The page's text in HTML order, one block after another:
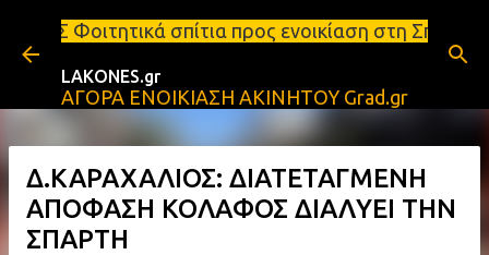
Μετάβαση στο κύριο περιεχόμενο
σπίτια προς ενοικίαση στη Σπάρτη Ενοικιάσεις
LAKONES.gr
ΑΓΟΡΑ ΕΝΟΙΚΙΑΣΗ ΑΚΙΝΗΤΟΥ Grad.gr
Δ.ΚΑΡΑΧΑΛΙΟΣ: ΔΙΑΤΕΤΑΓΜΕΝΗ
ΑΠΟΦΑΣΗ ΚΟΛΑΦΟΣ ΔΙΑΛΥΕΙ ΤΗΝ
ΣΠΑΡΤΗ